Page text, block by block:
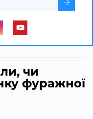
чи
фуражної